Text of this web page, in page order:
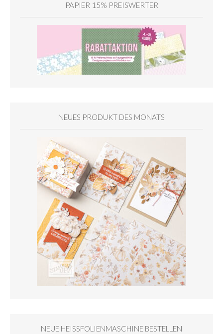
PAPIER 15% PREISWERTER
NEUES PRODUKT DES MONATS
NEUE HEISSFOLIENMASCHINE BESTELLEN